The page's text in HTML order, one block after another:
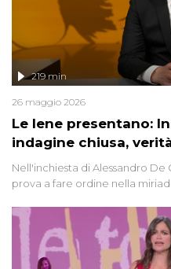
Le Iene presentano:
indagine chiusa,
219 min
26 maggio 2026
Nell'inchiesta di Alessandro De
prova a fare ordine nella
giudiziarie più discusse degli
vicenda mettendo in fila
controversi e i protagonisti di
fine.